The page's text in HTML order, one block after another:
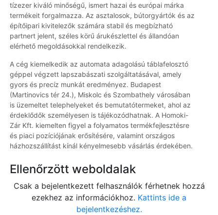
tízezer kiváló minőségű, ismert hazai és európai márka
termékeit forgalmazza. Az asztalosok, bútorgyártók és az
építőipari kivitelezők számára stabil és megbízható
partnert jelent, széles körű árukészlettel és állandóan
elérhető megoldásokkal rendelkezik.
A cég kiemelkedik az automata adagolású táblafelosztó
géppel végzett lapszabászati szolgáltatásával, amely
gyors és precíz munkát eredményez. Budapest
(Martinovics tér 24.), Miskolc és Szombathely városában
is üzemeltet telephelyeket és bemutatótermeket, ahol az
érdeklődők személyesen is tájékozódhatnak. A Homoki-
Zár Kft. kiemelten figyel a folyamatos termékfejlesztésre
és piaci pozíciójának erősítésére, valamint országos
házhozszállítást kínál kényelmesebb vásárlás érdekében.
Ellenőrzött weboldalak
Csak a bejelentkezett felhasználók férhetnek hozzá
ezekhez az információkhoz. Kattints ide a
bejelentkezéshez.